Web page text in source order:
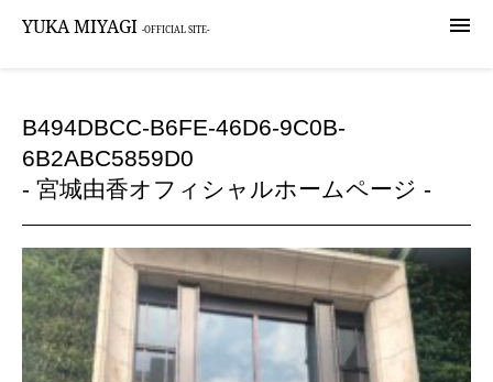

YUKA MIYAGI -OFFICIAL SITE-
B494DBCC-B6FE-46D6-9C0B-
6B2ABC5859D0
- 宮城由香オフィシャルホームページ -